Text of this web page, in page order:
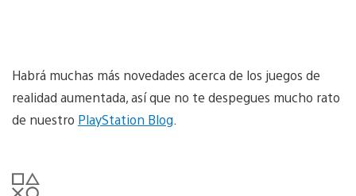
Habrá muchas más novedades acerca de los juegos de
realidad aumentada, así que no te despegues mucho rato
de nuestro PlayStation Blog